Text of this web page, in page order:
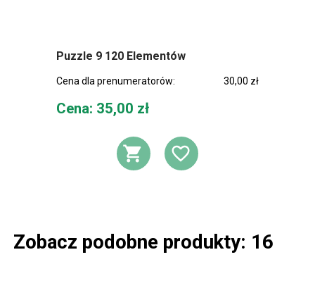
Puzzle 9 120 Elementów
Cena dla prenumeratorów: 30,00 zł
Cena
Cena: 35,00 zł
DODAJ DO
DODAJ DO
Zobacz podobne produkty: 16